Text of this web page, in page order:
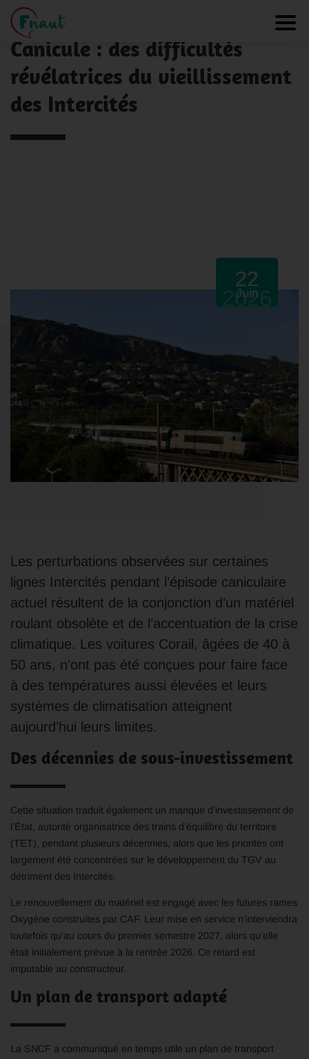
Panneau de gestion des cookies
NOS ACTUALITÉS
Canicule : des difficultés
révélatrices du vieillissement
des Intercités
22
Juin
2026
Les perturbations observées sur certaines
lignes Intercités pendant l’épisode caniculaire
actuel résultent de la conjonction d’un matériel
roulant obsolète et de l’accentuation de la crise
climatique. Les voitures Corail, âgées de 40 à
50 ans, n’ont pas été conçues pour faire face
à des températures aussi élevées et leurs
systèmes de climatisation atteignent
aujourd’hui leurs limites.
Des décennies de sous-investissement
Cette situation traduit également un manque d’investissement de
l’État, autorité organisatrice des trains d’équilibre du territoire
(TET), pendant plusieurs décennies, alors que les priorités ont
largement été concentrées sur le développement du TGV au
détriment des Intercités.
Le renouvellement du matériel est engagé avec les futures rames
Oxygène construites par CAF. Leur mise en service n’interviendra
toutefois qu’au cours du premier semestre 2027, alors qu’elle
était initialement prévue à la rentrée 2026. Ce retard est
imputable au constructeur.
Un plan de transport adapté
La SNCF a communiqué en temps utile un plan de transport